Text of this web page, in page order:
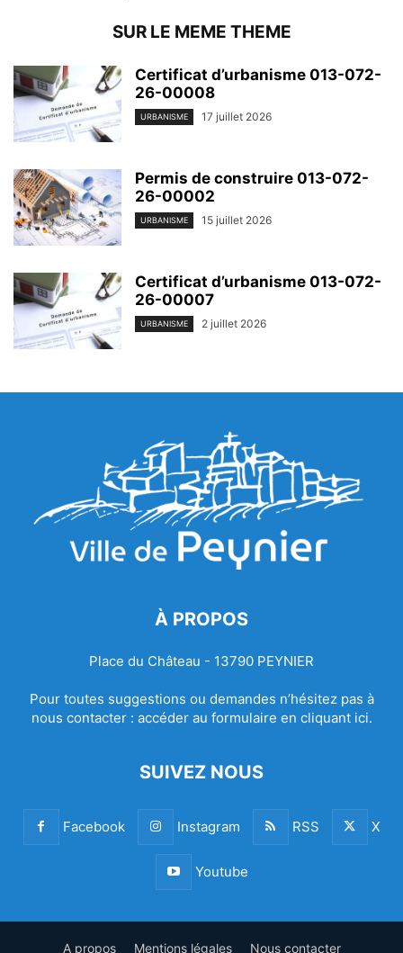
SUR LE MEME THEME
Certificat d’urbanisme 013-072-
26-00008
URBANISME 17 juillet 2026
Permis de construire 013-072-
26-00002
URBANISME 15 juillet 2026
Certificat d’urbanisme 013-072-
26-00007
URBANISME 2 juillet 2026
À PROPOS
Place du Château - 13790 PEYNIER
Pour toutes suggestions ou demandes n’hésitez pas à
nous contacter : accéder au formulaire en cliquant ici.
SUIVEZ NOUS
Facebook Instagram RSS X
Youtube
A propos Mentions légales Nous contacter